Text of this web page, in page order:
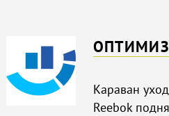
Караван
Reebok